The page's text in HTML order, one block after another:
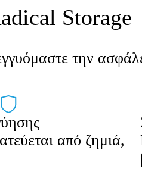
Storage
την
από ζημιά,